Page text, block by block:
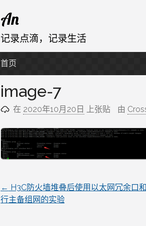
跳
至
内
An
记录点滴，记录生活
首页
image-7
在 2020年10月20日 上张贴 由
文
← H3C防火墙堆叠后使用以太网冗余口
行主备组网的实验